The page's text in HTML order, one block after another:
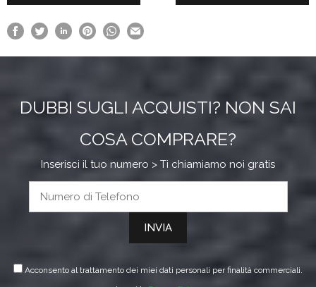
€21.98
DUBBI SUGLI ACQUISTI? NON SAI
COSA COMPRARE?
Inserisci il tuo numero > Ti chiamiamo noi gratis
Acconsento al trattamento dei miei dati personali per finalità commerciali.